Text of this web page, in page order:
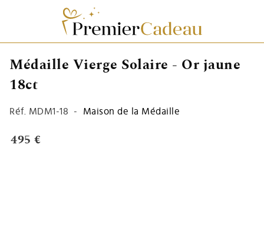
Médaille Vierge Solaire - Or jaune
18ct
Réf. MDM1-18 - Maison de la Médaille
495 €